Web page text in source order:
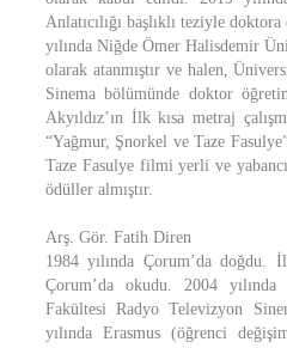
Anlatıcılığı başlıklı teziyle
yılında Niğde Ömer Halisdemir
olarak atanmıştır ve halen,
Sinema bölümünde doktor
Akyıldız’ın İlk kısa metraj
“Yağmur, Şnorkel ve Taze
Taze Fasulye filmi yerli ve
ödüller almıştır.
Arş. Gör. Fatih Diren
1984 yılında Çorum’da
Çorum’da okudu. 2004
Fakültesi Radyo Televizyon
yılında Erasmus (öğrenci